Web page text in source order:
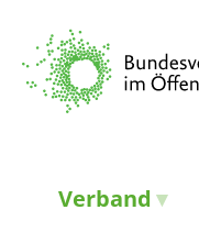
Verband